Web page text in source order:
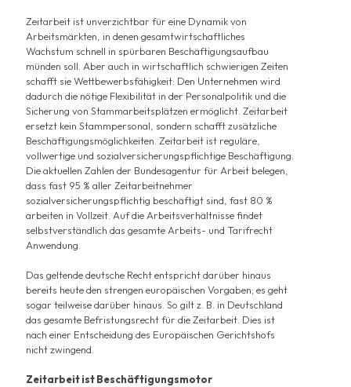
Zeitarbeit ist unverzichtbar für eine Dynamik von
Arbeitsmärkten, in denen gesamtwirtschaftliches
Wachstum schnell in spürbaren Beschäftigungsaufbau
münden soll. Aber auch in wirtschaftlich schwierigen Zeiten
schafft sie Wettbewerbsfähigkeit: Den Unternehmen wird
dadurch die nötige Flexibilität in der Personalpolitik und die
Sicherung von Stammarbeitsplätzen ermöglicht. Zeitarbeit
ersetzt kein Stammpersonal, sondern schafft zusätzliche
Beschäftigungsmöglichkeiten. Zeitarbeit ist reguläre,
vollwertige und sozialversicherungspflichtige Beschäftigung.
Die aktuellen Zahlen der Bundesagentur für Arbeit belegen,
dass fast 95 % aller Zeitarbeitnehmer
sozialversicherungspflichtig beschäftigt sind, fast 80 %
arbeiten in Vollzeit. Auf die Arbeitsverhältnisse findet
selbstverständlich das gesamte Arbeits- und Tarifrecht
Anwendung.
Das geltende deutsche Recht entspricht darüber hinaus
bereits heute den strengen europäischen Vorgaben; es geht
sogar teilweise darüber hinaus. So gilt z. B. in Deutschland
das gesamte Befristungsrecht für die Zeitarbeit. Dies ist
nach einer Entscheidung des Europäischen Gerichtshofs
nicht zwingend.
Zeitarbeit ist Beschäftigungsmotor